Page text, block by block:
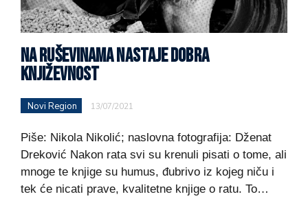
NA RUŠEVINAMA NASTAJE DOBRA
KNJIŽEVNOST
Novi Region 13/07/2021
Piše: Nikola Nikolić; naslovna fotografija: Dženat
Dreković Nakon rata svi su krenuli pisati o tome, ali
mnoge te knjige su humus, đubrivo iz kojeg niču i
tek će nicati prave, kvalitetne knjige o ratu. To…